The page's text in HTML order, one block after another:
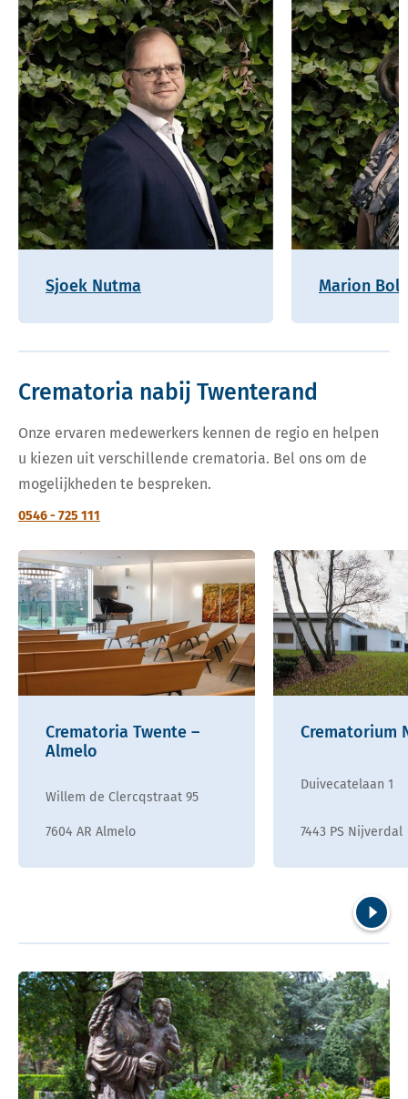
Sjoek Nutma Marion
Crematoria nabij Twenterand
Onze ervaren medewerkers kennen de regio en helpen
u kiezen uit verschillende crematoria. Bel ons om de
mogelijkheden te bespreken.
0546 - 725 111
Crematoria Twente –
Almelo
Willem de Clercqstraat 95
7604 AR Almelo
Crematorium
Duivecatelaan 1
7443 PS Nijverdal